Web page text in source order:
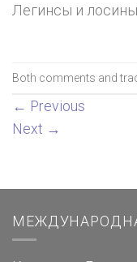
Легинсы и лосины
Both comments and
← Previous
Next →